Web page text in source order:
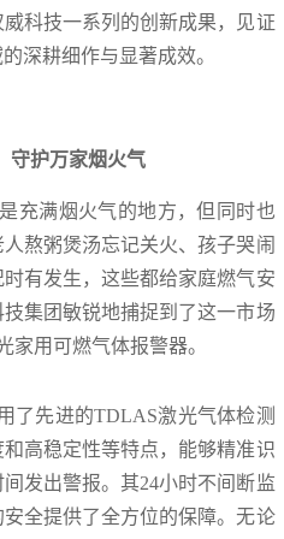
科技一系列的创新成果，见证
深耕细作与显著成效。
守护万家烟火气
充满烟火气的地方，但同时也
熬粥煲汤忘记关火、孩子哭闹
有发生，这些都给家庭燃气安
集团敏锐地捕捉到了这一市场
家用可燃气体报警器。
了先进的TDLAS激光气体检测
高稳定性等特点，能够精准识
发出警报。其24小时不间断监
全提供了全方位的保障。无论